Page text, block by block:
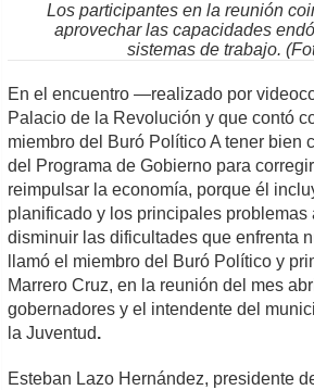
Los participantes en la reunión
aprovechar las capacidades
sistemas de trabajo.
En el encuentro —realizado por
Palacio de la Revolución y que contó
miembro del Buró Político A tener bien
del Programa de Gobierno para
reimpulsar la economía, porque él
planificado y los principales problemas
disminuir las dificultades que enfrenta
llamó el miembro del Buró Político y
Marrero Cruz, en la reunión del mes
gobernadores y el intendente del
la Juventud.
Esteban Lazo Hernández, presidente